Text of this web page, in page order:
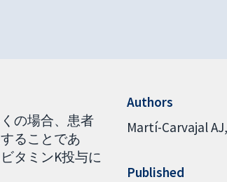
の場合、患者
ることであ
タミンK投与に
Authors
Martí-Carvajal AJ
Published